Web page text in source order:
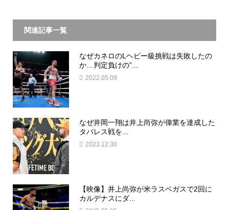
関連記事一覧
なぜカネロのLヘビー級挑戦は失敗したの
か…判定負けの”...
2022.05.09
なぜ井岡一翔は井上尚弥が偉業を達成した
タパレス戦を...
2023.12.30
【映像】井上尚弥が米ラスベガスで2回に
カルデナスにダ...